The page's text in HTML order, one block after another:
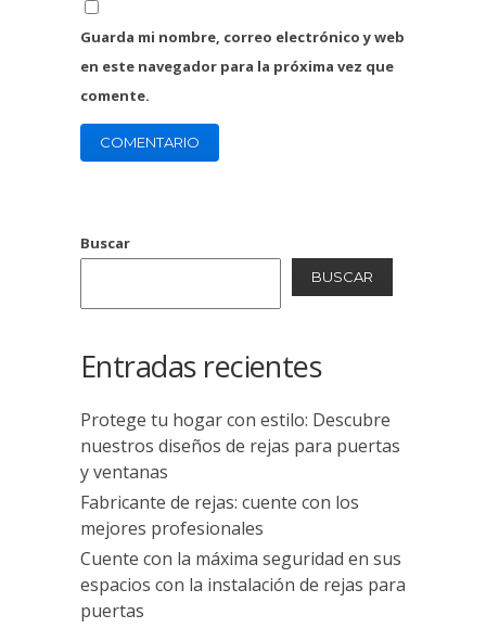
Guarda mi nombre, correo electrónico y web
en este navegador para la próxima vez que
comente.
Buscar
BUSCAR
Entradas recientes
Protege tu hogar con estilo: Descubre
nuestros diseños de rejas para puertas
y ventanas
Fabricante de rejas: cuente con los
mejores profesionales
Cuente con la máxima seguridad en sus
espacios con la instalación de rejas para
puertas